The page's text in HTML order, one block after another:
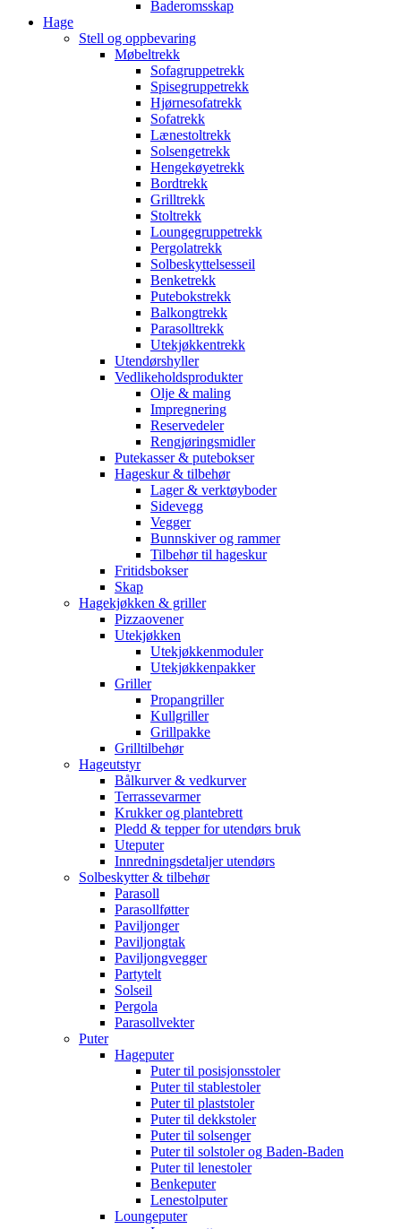
Baderomsskap
Hage
Stell og oppbevaring
Møbeltrekk
Sofagruppetrekk
Spisegruppetrekk
Hjørnesofatrekk
Sofatrekk
Lænestoltrekk
Solsengetrekk
Hengekøyetrekk
Bordtrekk
Grilltrekk
Stoltrekk
Loungegruppetrekk
Pergolatrekk
Solbeskyttelsesseil
Benketrekk
Putebokstrekk
Balkongtrekk
Parasolltrekk
Utekjøkkentrekk
Utendørshyller
Vedlikeholdsprodukter
Olje & maling
Impregnering
Reservedeler
Rengjøringsmidler
Putekasser & putebokser
Hageskur & tilbehør
Lager & verktøyboder
Sidevegg
Vegger
Bunnskiver og rammer
Tilbehør til hageskur
Fritidsbokser
Skap
Hagekjøkken & griller
Pizzaovener
Utekjøkken
Utekjøkkenmoduler
Utekjøkkenpakker
Griller
Propangriller
Kullgriller
Grillpakke
Grilltilbehør
Hageutstyr
Bålkurver & vedkurver
Terrassevarmer
Krukker og plantebrett
Pledd & tepper for utendørs bruk
Uteputer
Innredningsdetaljer utendørs
Solbeskytter & tilbehør
Parasoll
Parasollføtter
Paviljonger
Paviljongtak
Paviljongvegger
Partytelt
Solseil
Pergola
Parasollvekter
Puter
Hageputer
Puter til posisjonsstoler
Puter til stablestoler
Puter til plaststoler
Puter til dekkstoler
Puter til solsenger
Puter til solstoler og Baden-Baden
Puter til lenestoler
Benkeputer
Lenestolputer
Loungeputer